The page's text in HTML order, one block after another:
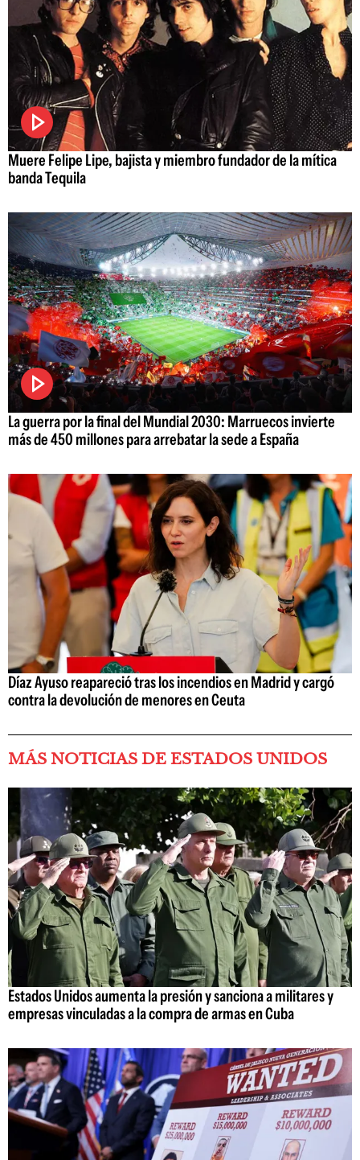
Muere Felipe Lipe, bajista y miembro fundador de la mítica
banda Tequila
La guerra por la final del Mundial 2030: Marruecos invierte
más de 450 millones para arrebatar la sede a España
Díaz Ayuso reapareció tras los incendios en Madrid y cargó
contra la devolución de menores en Ceuta
MÁS NOTICIAS DE ESTADOS UNIDOS
Estados Unidos aumenta la presión y sanciona a militares y
empresas vinculadas a la compra de armas en Cuba